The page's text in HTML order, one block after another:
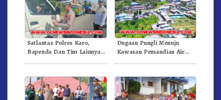
Satlantas Polres Karo,
Bapenda Dan Tim Lainnya
Dugaan Pungli Menuju
Kawasan Pemandian Air